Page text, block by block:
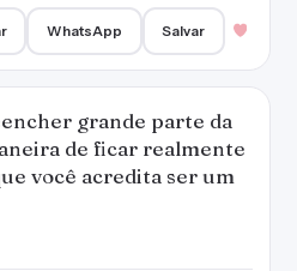
WhatsApp Salvar
grande parte da
de ficar realmente
você acredita ser um